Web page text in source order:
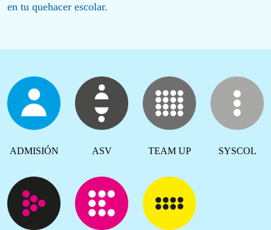
en tu quehacer escolar.
ADMISIÓN ASV TEAM UP SYSCOL